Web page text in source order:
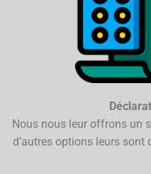
Nous nous leur offrons un
d’autres options leurs sont